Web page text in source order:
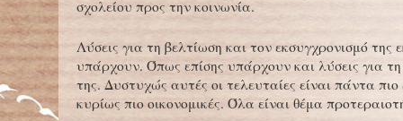
σχολείου προς την κοινωνία.
Λύσεις για τη βελτίωση και τον εκσυγχρονισμό της
υπάρχουν. Όπως επίσης υπάρχουν και λύσεις για
της. Δυστυχώς αυτές οι τελευταίες είναι πάντα πιο
κυρίως πιο οικονομικές. Όλα είναι θέμα